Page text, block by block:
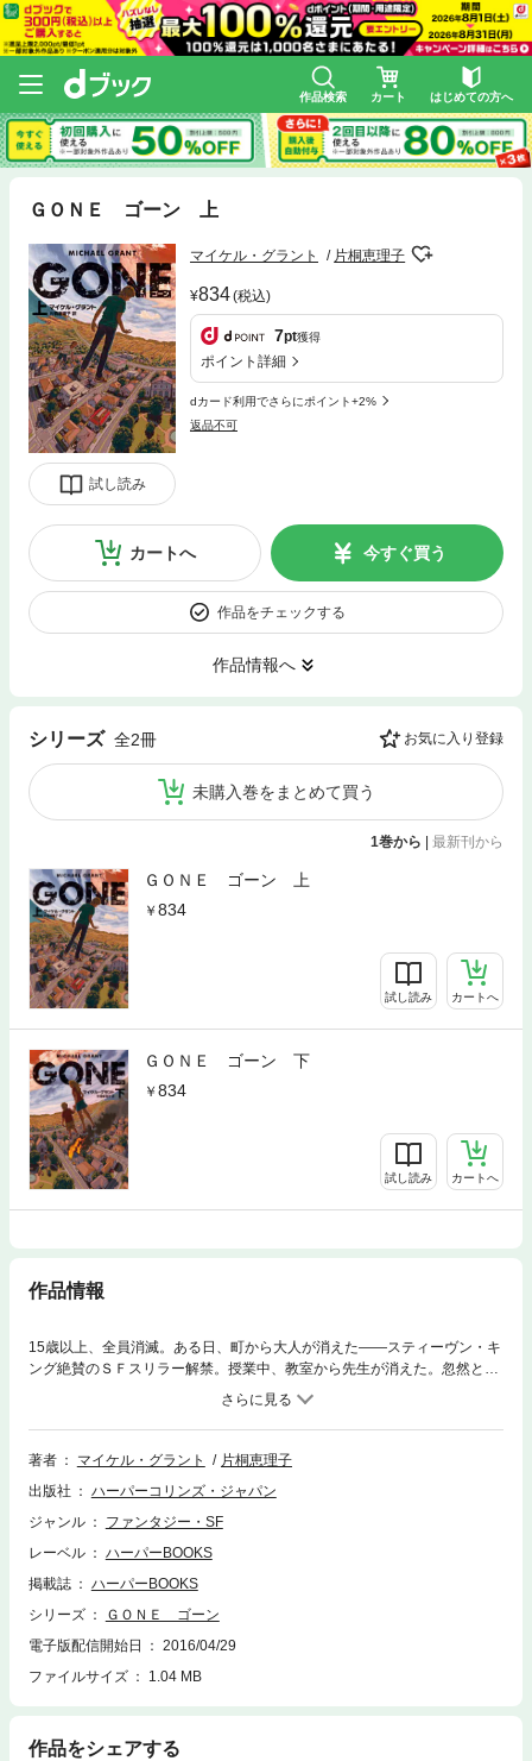
作品検索 カート はじめての方へ
ＧＯＮＥ ゴーン 上
試し読み
マイケル・グラント 片桐恵理子
834(税込)
7pt獲得
ポイント詳細
dカード利用でさらにポイント+2%
返品不可
カートへ 今すぐ買う
作品をチェックする
作品情報へ
シリーズ 全2冊 お気に入り登録
未購入巻をまとめて買う
1巻から | 最新刊から
ＧＯＮＥ ゴーン 上
834
試し読み カートへ
ＧＯＮＥ ゴーン 下
834
試し読み カートへ
作品情報
15歳以上、全員消滅。ある日、町から大人が消えた――スティーヴン・キ
ング絶賛のＳＦスリラー解禁。授業中、教室から先生が消えた。忽然と。
サムたち生徒は騒然となるが、やがて、消えたのは町じゅうの大人――15
歳以上の人間全員だとわかる。両親の姿も見えず、携帯電話もテレビも繋
がらず、途方に暮れる少年少女たち。異様な混乱の中、サムは親友のクイ
ンらとともに、町のはずれまで行ってみることに。そこで彼らが見たもの
著者 マイケル・グラント
片桐恵理子
出版社
ハーパーコリンズ・ジャパン
ジャンル
ファンタジー・SF
レーベル
ハーパーBOOKS
掲載誌
ハーパーBOOKS
シリーズ
ＧＯＮＥ ゴーン
電子版配信開始日
2016/04/29
ファイルサイズ
1.04 MB
作品をシェアする